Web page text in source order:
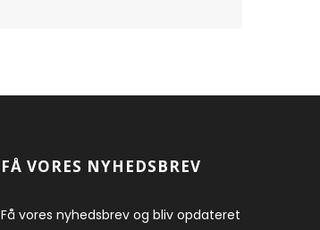
FÅ VORES NYHEDSBREV
Få vores nyhedsbrev og bliv opdateret